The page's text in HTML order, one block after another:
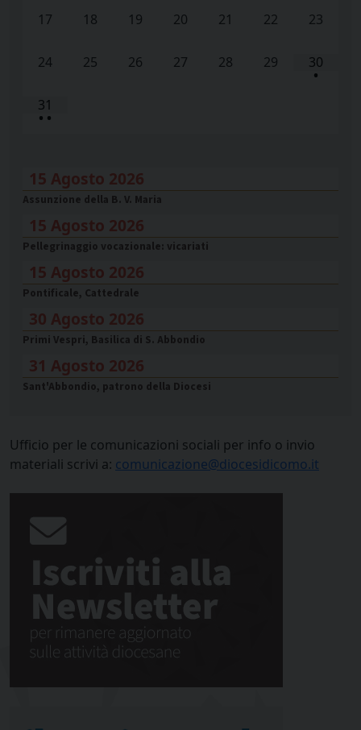
17 18 19 20 21 22 23
24 25 26 27 28 29 30
•
31
• •
15 Agosto 2026
Assunzione della B. V. Maria
15 Agosto 2026
Pellegrinaggio vocazionale: vicariati
15 Agosto 2026
Pontificale, Cattedrale
30 Agosto 2026
Primi Vespri, Basilica di S. Abbondio
31 Agosto 2026
Sant'Abbondio, patrono della Diocesi
Ufficio per le comunicazioni sociali per info o invio
materiali scrivi a: comunicazione@diocesidicomo.it